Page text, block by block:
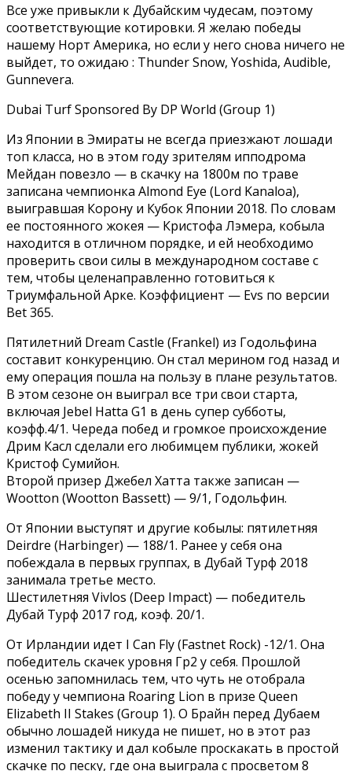
Все уже привыкли к Дубайским чудесам, поэтому
соответствующие котировки. Я желаю победы
нашему Норт Америка, но если у него снова ничего не
выйдет, то ожидаю : Thunder Snow, Yoshida, Audible,
Gunnevera.
Dubai Turf Sponsored By DP World (Group 1)
Из Японии в Эмираты не всегда приезжают лошади
топ класса, но в этом году зрителям ипподрома
Мейдан повезло — в скачку на 1800м по траве
записана чемпионка Almond Eye (Lord Kanaloa),
выигравшая Корону и Кубок Японии 2018. По словам
ее постоянного жокея — Кристофа Лэмера, кобыла
находится в отличном порядке, и ей необходимо
проверить свои силы в международном составе с
тем, чтобы целенаправленно готовиться к
Триумфальной Арке. Коэффициент — Evs по версии
Bet 365.
Пятилетний Dream Castle (Frankel) из Годольфина
составит конкуренцию. Он стал мерином год назад и
ему операция пошла на пользу в плане результатов.
В этом сезоне он выиграл все три свои старта,
включая Jebel Hatta G1 в день супер субботы,
коэфф.4/1. Череда побед и громкое происхождение
Дрим Касл сделали его любимцем публики, жокей
Кристоф Сумийон.
Второй призер Джебел Хатта также записан —
Wootton (Wootton Bassett) — 9/1, Годольфин.
От Японии выступят и другие кобылы: пятилетняя
Deirdre (Harbinger) — 188/1. Ранее у себя она
побеждала в первых группах, в Дубай Турф 2018
занимала третье место.
Шестилетняя Vivlos (Deep Impact) — победитель
Дубай Турф 2017 год, коэф. 20/1.
От Ирландии идет I Can Fly (Fastnet Rock) -12/1. Она
победитель скачек уровня Гр2 у себя. Прошлой
осенью запомнилась тем, что чуть не отобрала
победу у чемпиона Roaring Lion в призе Queen
Elizabeth II Stakes (Group 1). О Брайн перед Дубаем
обычно лошадей никуда не пишет, но в этот раз
изменил тактику и дал кобыле проскакать в простой
скачке по песку, где она выиграла с просветом 8